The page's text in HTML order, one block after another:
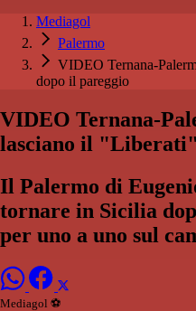
Mediagol
Palermo
VIDEO Ternana-
dopo il pareggio
VIDEO Ternana-
lasciano il
Il Palermo di
tornare in Sicilia
per uno a uno sul
Mediagol ⚽️️